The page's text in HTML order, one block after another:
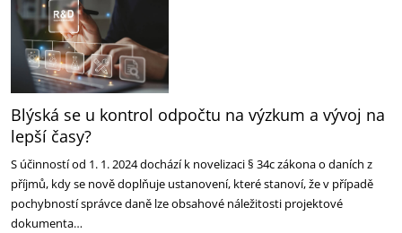
Blýská se u kontrol odpočtu na výzkum a vývoj na
lepší časy?
S účinností od 1. 1. 2024 dochází k novelizaci § 34c zákona o daních z
příjmů, kdy se nově doplňuje ustanovení, které stanoví, že v případě
pochybností správce daně lze obsahové náležitosti projektové
dokumenta…